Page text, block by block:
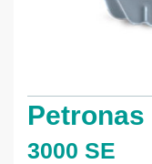
Petronas
3000 SE